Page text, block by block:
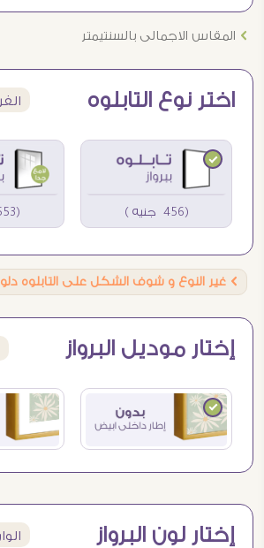
Ö المقاس الاجمالى بالسنتيمتر
اختر نوع التابلوه
(456 جنيه ) (553 جنيه )
Ö غير النوع و شوف الشكل على التابلوه
إختار موديل البرواز
إختار لون البرواز